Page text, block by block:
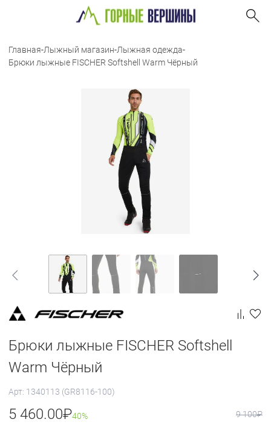
Главная-Лыжный магазин-Лыжная одежда-
Брюки лыжные FISCHER Softshell Warm Чёрный
Брюки лыжные FISCHER Softshell
Warm Чёрный
Арт: 1340113 (GR8116-100)
5 460.00₽40% 9 100₽